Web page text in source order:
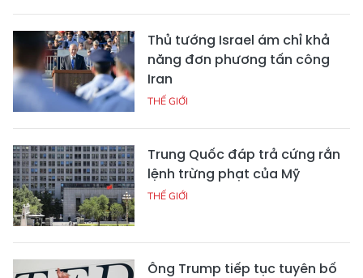
Thủ tướng Israel ám chỉ khả
năng đơn phương tấn công
Iran
THẾ GIỚI
Trung Quốc đáp trả cứng rắn
lệnh trừng phạt của Mỹ
THẾ GIỚI
Ông Trump tiếp tục tuyên bố